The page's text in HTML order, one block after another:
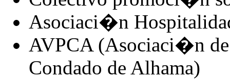
Asociaci�n
AVPCA (Asociaci�n
Condado de Alhama)